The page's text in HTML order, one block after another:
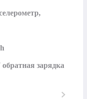
зарядка